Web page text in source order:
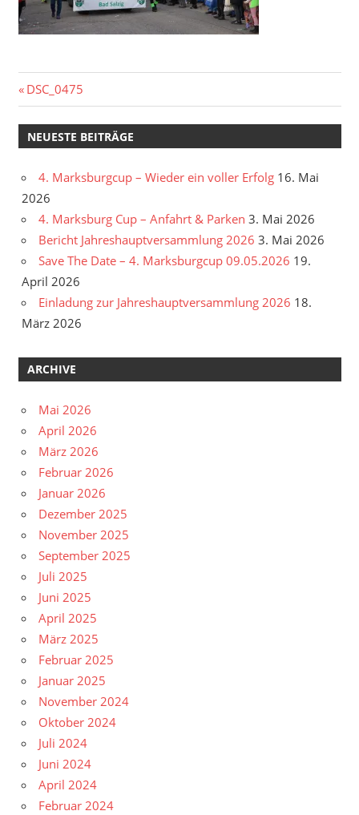
Beitragsnavigation
Vorheriger
Beitrag:
DSC_0475
NEUESTE BEITRÄGE
4. Marksburgcup – Wieder ein voller Erfolg 16. Mai
2026
4. Marksburg Cup – Anfahrt & Parken 3. Mai 2026
Bericht Jahreshauptversammlung 2026 3. Mai 2026
Save The Date – 4. Marksburgcup 09.05.2026 19.
April 2026
Einladung zur Jahreshauptversammlung 2026 18.
März 2026
ARCHIVE
Mai 2026
April 2026
März 2026
Februar 2026
Januar 2026
Dezember 2025
November 2025
September 2025
Juli 2025
Juni 2025
April 2025
März 2025
Februar 2025
Januar 2025
November 2024
Oktober 2024
Juli 2024
Juni 2024
April 2024
Februar 2024